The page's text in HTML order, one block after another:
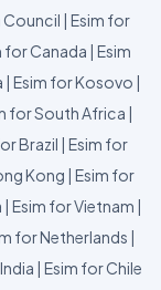
Council | Esim for
for Canada | Esim
| Esim for Kosovo |
for South Africa |
Brazil | Esim for
Kong | Esim for
| Esim for Vietnam |
for Netherlands |
| Esim for Chile